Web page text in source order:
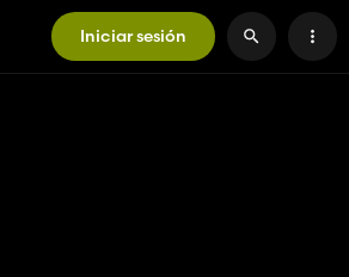
Iniciar sesión